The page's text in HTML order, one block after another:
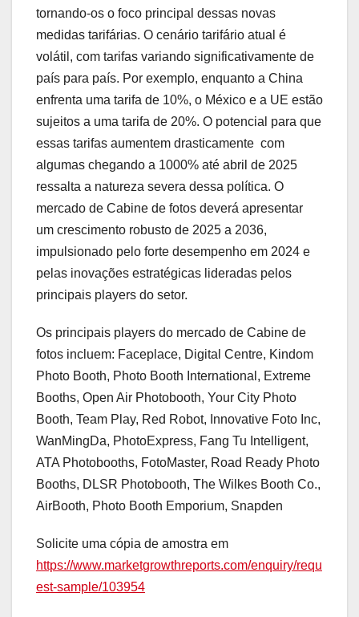
tornando-os o foco principal dessas novas
medidas tarifárias. O cenário tarifário atual é
volátil, com tarifas variando significativamente de
país para país. Por exemplo, enquanto a China
enfrenta uma tarifa de 10%, o México e a UE estão
sujeitos a uma tarifa de 20%. O potencial para que
essas tarifas aumentem drasticamente  com
algumas chegando a 1000% até abril de 2025 
ressalta a natureza severa dessa política. O
mercado de Cabine de fotos deverá apresentar
um crescimento robusto de 2025 a 2036,
impulsionado pelo forte desempenho em 2024 e
pelas inovações estratégicas lideradas pelos
principais players do setor.
Os principais players do mercado de Cabine de
fotos incluem: Faceplace, Digital Centre, Kindom
Photo Booth, Photo Booth International, Extreme
Booths, Open Air Photobooth, Your City Photo
Booth, Team Play, Red Robot, Innovative Foto Inc,
WanMingDa, PhotoExpress, Fang Tu Intelligent,
ATA Photobooths, FotoMaster, Road Ready Photo
Booths, DLSR Photobooth, The Wilkes Booth Co.,
AirBooth, Photo Booth Emporium, Snapden
Solicite uma cópia de amostra em
https://www.marketgrowthreports.com/enquiry/requ
est-sample/103954